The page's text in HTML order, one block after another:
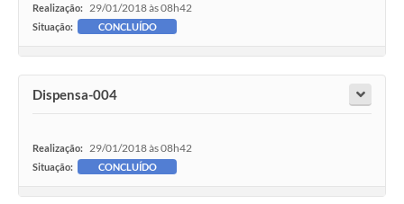
Realização: 29/01/2018 às 08h42
Situação: CONCLUÍDO
Dispensa-004
Realização: 29/01/2018 às 08h42
Situação: CONCLUÍDO